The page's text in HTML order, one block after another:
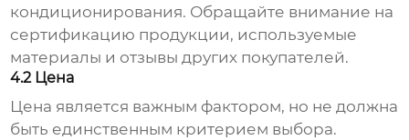
кондиционирования. Обращайте внимание на
сертификацию продукции, используемые
материалы и отзывы других покупателей.
4.2 Цена
Цена является важным фактором, но не должна
быть единственным критерием выбора.